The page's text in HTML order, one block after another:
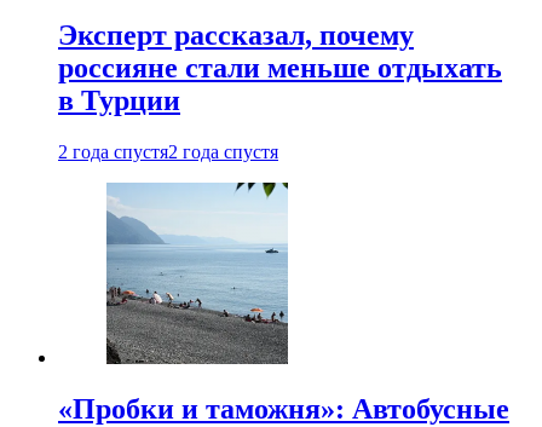
Эксперт рассказал, почему
россияне стали меньше отдыхать
в Турции
2 года спустя2 года спустя
«Пробки и таможня»: Автобусные